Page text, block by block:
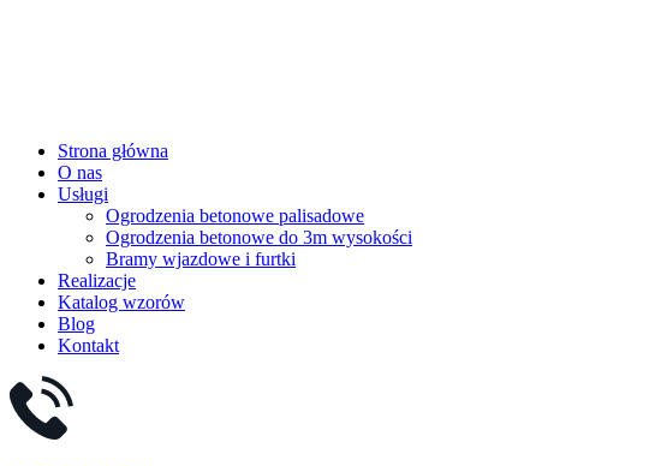
Strona główna
O nas
Usługi
Ogrodzenia betonowe palisadowe
Ogrodzenia betonowe do 3m wysokości
Bramy wjazdowe i furtki
Realizacje
Katalog wzorów
Blog
Kontakt